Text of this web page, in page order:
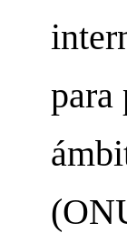
para